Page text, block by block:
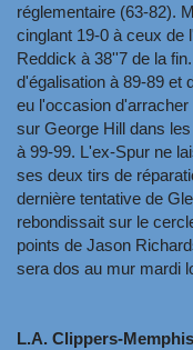
réglementaire (63-82).
cinglant 19-0 à ceux de
Reddick à 38''7 de la
d'égalisation à 89-89 et
eu l'occasion
sur George Hill dans
à 99-99. L'ex-Spur ne
ses deux tirs de
dernière tentative de
rebondissait sur le
points de Jason
sera dos au mur mardi
L.A. Clippers-